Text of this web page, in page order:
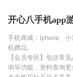
开心八手机app
手机商城：Iphone、
机赠品。
【会员专区】包括常
询等功能，资料查询更